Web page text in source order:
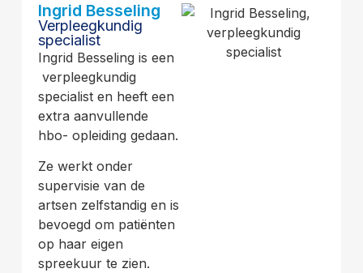
Ingrid Besseling
Verpleegkundig
specialist
Ingrid Besseling is een
verpleegkundig
specialist en heeft een
extra aanvullende
hbo- opleiding gedaan.
Ze werkt onder
supervisie van de
artsen zelfstandig en is
bevoegd om patiënten
op haar eigen
spreekuur te zien.